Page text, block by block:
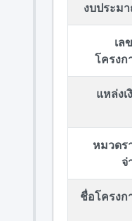
งบประม
เล
โครงก
แหล่งเ
หมวดร
จ่
ชื่อโครงก